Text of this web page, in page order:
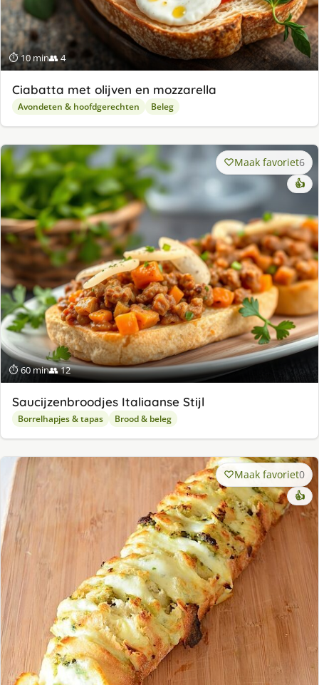
⏱ 10 min👥 4
Ciabatta met olijven en mozzarella
Avondeten & hoofdgerechten Beleg
⏱ 60 min👥 12
Maak favoriet6
👍
Saucijzenbroodjes Italiaanse Stijl
Borrelhapjes & tapas Brood & beleg
Maak favoriet0
👍